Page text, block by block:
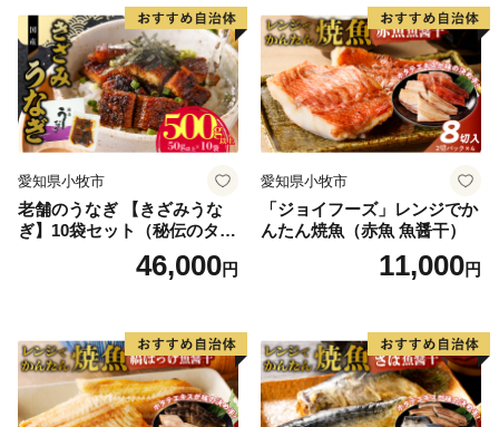
愛知県小牧市
老舗のうなぎ 【きざみうな
ぎ】10袋セット（秘伝のタレ
46,000円
愛知県小牧市
「ジョイフーズ」レンジでか
んたん焼魚（赤魚 魚醤干）
11,000円